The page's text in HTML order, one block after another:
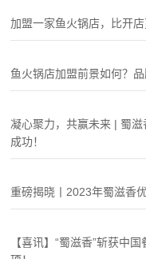
加盟一家鱼火锅店，比开
鱼火锅店加盟前景如何？
凝心聚力，共赢未来 | 蜀
成功！
重磅揭晓丨2023年蜀滋香
【喜讯】“蜀滋香”斩获中